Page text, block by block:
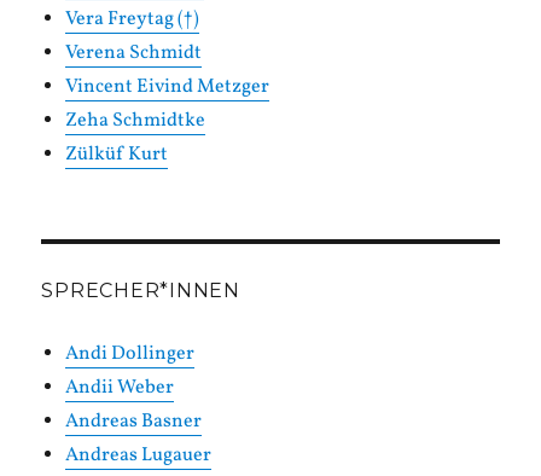
Vera Freytag (†)
Verena Schmidt
Vincent Eivind Metzger
Zeha Schmidtke
Zülküf Kurt
SPRECHER*INNEN
Andi Dollinger
Andii Weber
Andreas Basner
Andreas Lugauer